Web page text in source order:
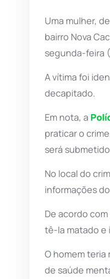
Uma mulher,
bairro Nova
segunda-feira
A vítima foi
decapitado.
Em nota, a
praticar o
será
No local do
informações
De acordo
tê-la matado e
O homem
de saúde